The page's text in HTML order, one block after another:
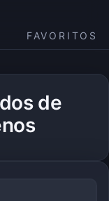
FAVORITOS
de